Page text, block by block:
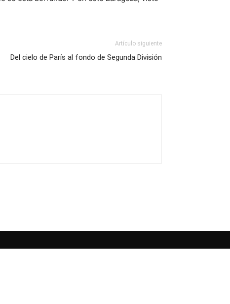
Artículo siguiente
Del cielo de París al fondo de Segunda División